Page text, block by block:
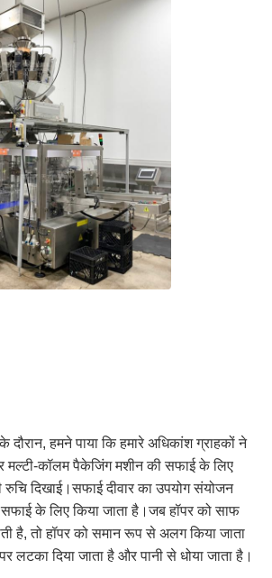
दौरान, हमने पाया कि हमारे अधिकांश ग्राहकों ने
कॉलम पैकेजिंग मशीन की सफाई के लिए
रुचि दिखाई।सफाई दीवार का उपयोग संयोजन
के लिए किया जाता है।जब हॉपर को साफ
है, तो हॉपर को समान रूप से अलग किया जाता
लटका दिया जाता है और पानी से धोया जाता है।